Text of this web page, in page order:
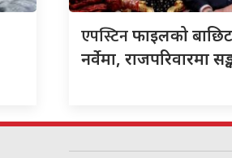
एपस्टिनफाइलको
नर्वेमा, राजपरिवारमा